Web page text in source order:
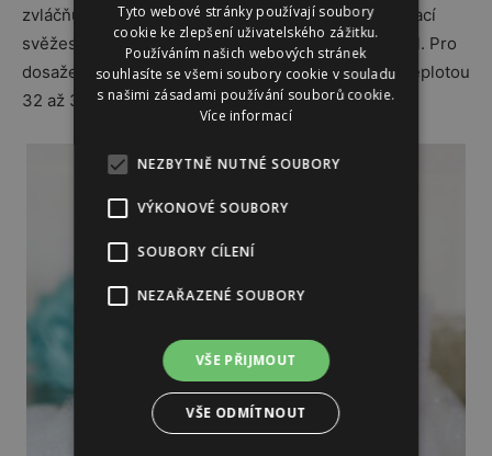
zvláčňuje a hydratuje pokožku těla. Zároveň jí navrací
svěžest, kterou po náročném dni potřebuje jako sůl. Pro
dosažení bohaté pěny stačí vlít do proudu vody s teplotou
32 až 38 °C (Dermacol, 99,- Kč / 500 ml)
Tyto webové stránky používají soubory
cookie ke zlepšení uživatelského zážitku.
Používáním našich webových stránek
souhlasíte se všemi soubory cookie v souladu
s našimi zásadami používání souborů cookie.
Více informací
NEZBYTNĚ NUTNÉ SOUBORY
VÝKONOVÉ SOUBORY
SOUBORY CÍLENÍ
NEZAŘAZENÉ SOUBORY
VŠE PŘIJMOUT
VŠE ODMÍTNOUT